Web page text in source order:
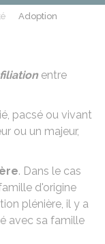
Adoption
filiationentre
pacsé ou vivant
ou un majeur,
. Dans le cas
d'origine
plénière, il y a
avec sa famille